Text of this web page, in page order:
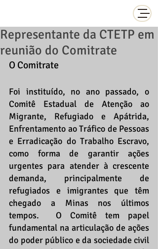
Representante da CTETP em
reunião do Comitrate
O Comitrate
Foi instituído, no ano passado, o
Comitê Estadual de Atenção ao
Migrante, Refugiado e Apátrida,
Enfrentamento ao Tráfico de Pessoas
e Erradicação do Trabalho Escravo,
como forma de garantir ações
urgentes para atender à crescente
demanda, principalmente de
refugiados e imigrantes que têm
chegado a Minas nos últimos
tempos.  O Comitê tem papel
fundamental na articulação de ações
do poder público e da sociedade civil